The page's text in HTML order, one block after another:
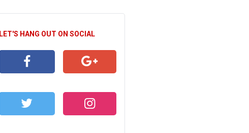
LET'S HANG OUT ON SOCIAL